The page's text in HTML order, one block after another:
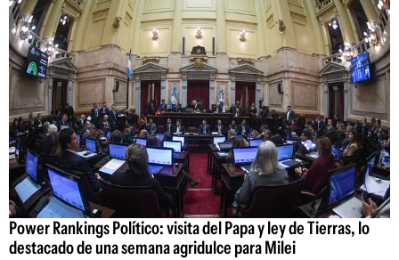
Power Rankings Político: visita del Papa y ley de Tierras, lo
destacado de una semana agridulce para Milei